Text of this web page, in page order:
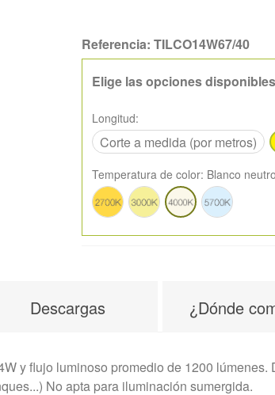
Referencia: TILCO14W67/40
Elige las opciones
Longitud:
Corte a medida (por metros)
Temperatura de color: Blanco
Blanco
cálido
2700K
Blanco
cálido
3000K
Blanco
neutro
4000K
Blanco
frío
5700K
Descargas ¿Dónde
y flujo luminoso promedio de 1200
No apta para iluminación sumergida.